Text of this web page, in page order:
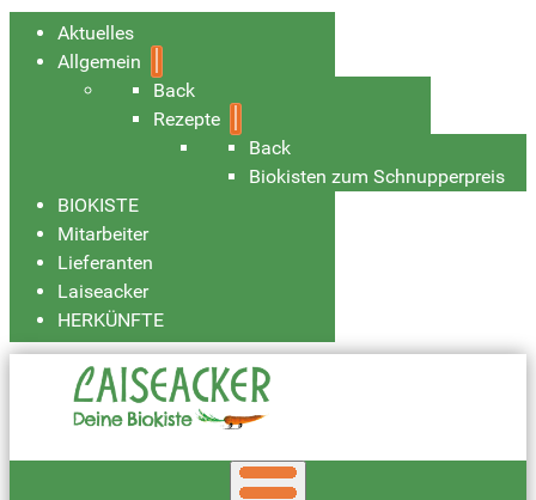
Aktuelles
Allgemein
Back
Rezepte
Back
Biokisten zum Schnupperpreis
BIOKISTE
Mitarbeiter
Lieferanten
Laiseacker
HERKÜNFTE